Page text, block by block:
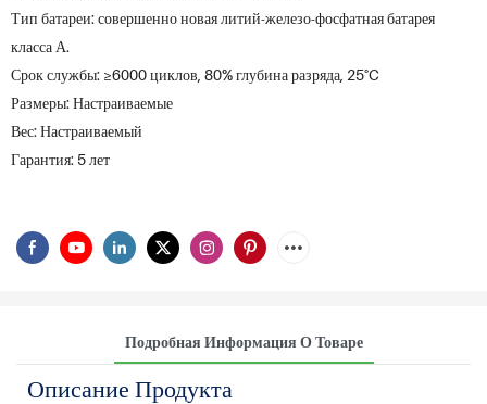
Тип батареи: совершенно новая литий-железо-фосфатная батарея
класса А.
Срок службы: ≥6000 циклов, 80% глубина разряда, 25°C
Размеры: Настраиваемые
Вес: Настраиваемый
Гарантия: 5 лет
Подробная Информация О Товаре
Описание Продукта